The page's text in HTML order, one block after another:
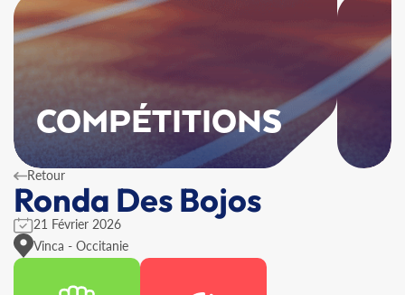
COMPÉTITIONS
Retour
Ronda Des Bojos
21 Février 2026
Vinca - Occitanie